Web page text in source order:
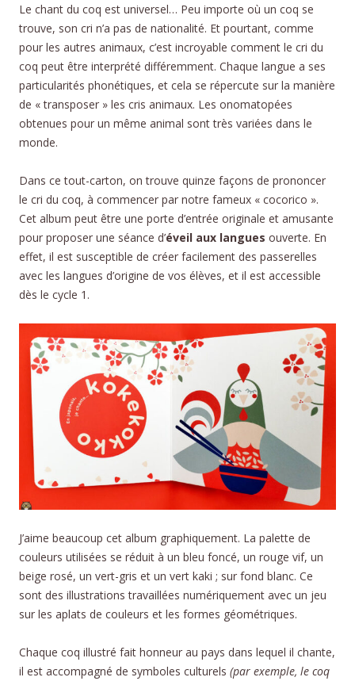
Le chant du coq est universel… Peu importe où un coq se
trouve, son cri n’a pas de nationalité. Et pourtant, comme
pour les autres animaux, c’est incroyable comment le cri du
coq peut être interprété différemment. Chaque langue a ses
particularités phonétiques, et cela se répercute sur la manière
de « transposer » les cris animaux. Les onomatopées
obtenues pour un même animal sont très variées dans le
monde.
Dans ce tout-carton, on trouve quinze façons de prononcer
le cri du coq, à commencer par notre fameux « cocorico ».
Cet album peut être une porte d’entrée originale et amusante
pour proposer une séance d’éveil aux langues ouverte. En
effet, il est susceptible de créer facilement des passerelles
avec les langues d’origine de vos élèves, et il est accessible
dès le cycle 1.
J’aime beaucoup cet album graphiquement. La palette de
couleurs utilisées se réduit à un bleu foncé, un rouge vif, un
beige rosé, un vert-gris et un vert kaki ; sur fond blanc. Ce
sont des illustrations travaillées numériquement avec un jeu
sur les aplats de couleurs et les formes géométriques.
Chaque coq illustré fait honneur au pays dans lequel il chante,
il est accompagné de symboles culturels (par exemple, le coq